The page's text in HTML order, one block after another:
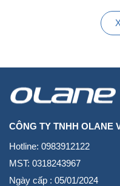
CÔNG TY TNHH OLANE
Hotline: 0983912122
MST: 0318243967
Ngày cấp : 05/01/2024